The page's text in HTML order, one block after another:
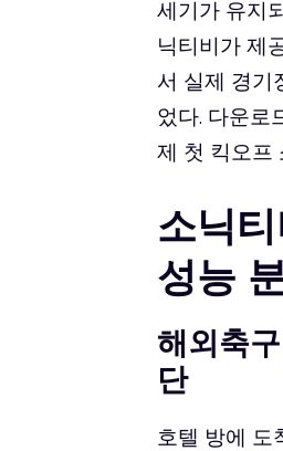
세기가 유지
닉티비가 제
서 실제 경기
었다. 다운로
제 첫 킥오프
소닉
성능
해외축
단
호텔 방에 도